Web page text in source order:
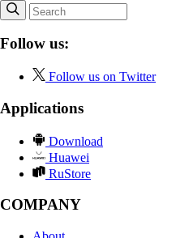
Follow us:
Follow us on Twitter
Applications
Download
Huawei
RuStore
COMPANY